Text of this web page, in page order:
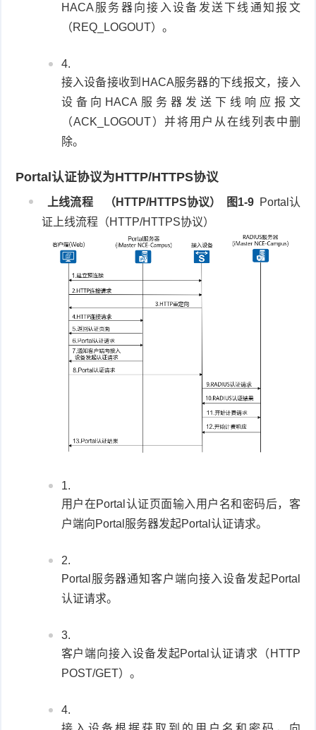
HACA服务器向接入设备发送下线通知报文
（REQ_LOGOUT）。
接入设备接收到HACA服务器的下线报文，接入
设备向HACA服务器发送下线响应报文
（ACK_LOGOUT）并将用户从在线列表中删
除。
Portal认证协议为HTTP/HTTPS协议
上线流程 （HTTP/HTTPS协议） 图1-9
Portal认
证上线流程（HTTP/HTTPS协议）
用户在Portal认证页面输入用户名和密码后，客
户端向Portal服务器发起Portal认证请求。
Portal服务器通知客户端向接入设备发起Portal
认证请求。
客户端向接入设备发起Portal认证请求（HTTP
POST/GET）。